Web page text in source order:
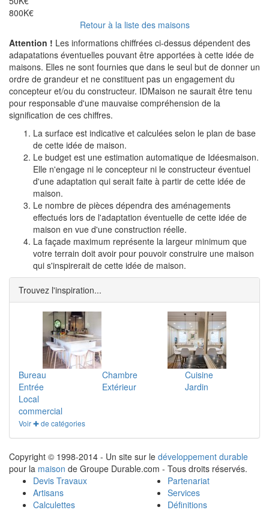
800K€
Retour à la liste des maisons
Attention ! Les informations chiffrées ci-dessus dépendent des
adapatations éventuelles pouvant être apportées à cette idée de
maisons. Elles ne sont fournies que dans le seul but de donner un
ordre de grandeur et ne constituent pas un engagement du
concepteur et/ou du constructeur. IDMaison ne saurait être tenu
pour responsable d'une mauvaise compréhension de la
signification de ces chiffres.
La surface est indicative et calculées selon le plan de base
de cette idée de maison.
Le budget est une estimation automatique de Idéesmaison.
Elle n'engage ni le concepteur ni le constructeur éventuel
d'une adaptation qui serait faite à partir de cette idée de
maison.
Le nombre de pièces dépendra des aménagements
effectués lors de l'adaptation éventuelle de cette idée de
maison en vue d'une construction réelle.
La façade maximum représente la largeur minimum que
votre terrain doit avoir pour pouvoir construire une maison
qui s'inspirerait de cette idée de maison.
Trouvez l'inspiration...
Bureau Chambre
Cuisine
Entrée
Extérieur
Jardin
Local
commercial
Voir ✚ de catégories
Copyright © 1998-2014 - Un site sur le développement durable
pour la maison de Groupe Durable.com - Tous droits réservés.
Devis Travaux
Artisans
Calculettes
Partenariat
Services
Définitions